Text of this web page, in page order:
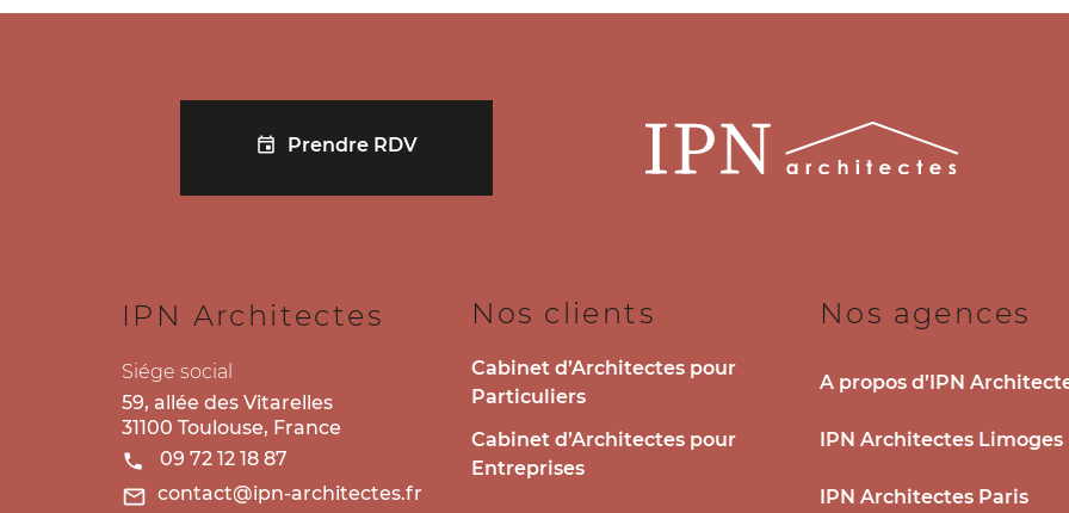
Prendre RDV
IPN Architectes
Siége social
59, allée des Vitarelles
31100 Toulouse, France
09 72 12 18 87
contact@ipn-architectes.fr
Nos clients
Cabinet d’Architectes pour
Particuliers
Cabinet d’Architectes pour
Entreprises
Nos agences
A propos d’IPN
IPN Architectes Limoges
IPN Architectes Paris